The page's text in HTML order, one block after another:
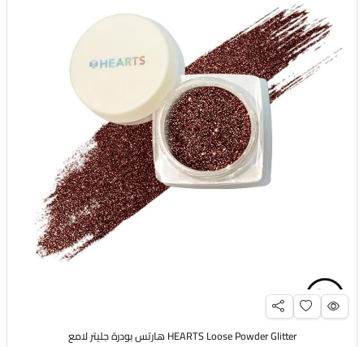
HEARTS Loose Powder Glitter هارتس بودرة جليتر لامع